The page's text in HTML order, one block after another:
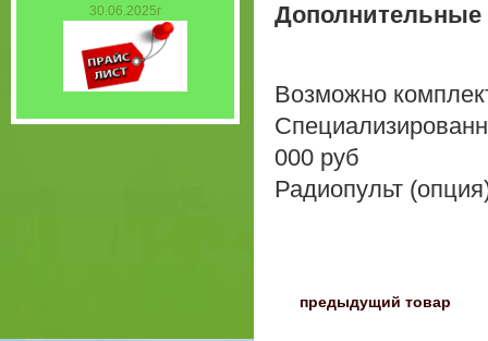
Дополнительные
Возможно
000 руб
Радиопульт
предыдущий товар
30.06.2025г